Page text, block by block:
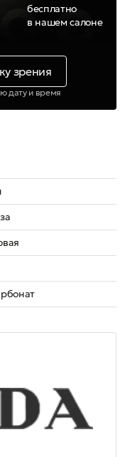
бесплатно
в нашем салоне
зрения
дату и время